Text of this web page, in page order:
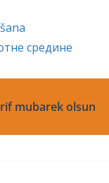
средине
mubarek olsun